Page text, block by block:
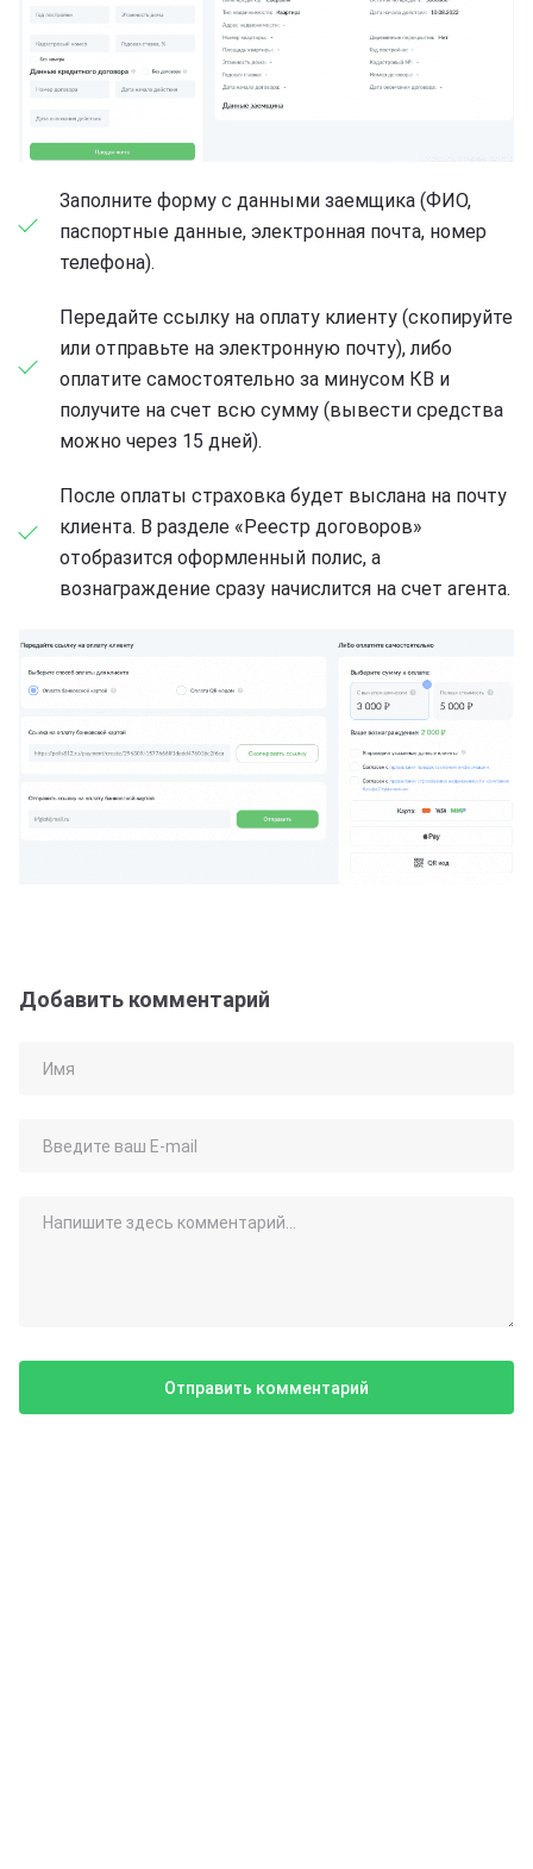
Заполните форму с данными заемщика (ФИО,
паспортные данные, электронная почта, номер
телефона).
Передайте ссылку на оплату клиенту (скопируйте
или отправьте на электронную почту), либо
оплатите самостоятельно за минусом КВ и
получите на счет всю сумму (вывести средства
можно через 15 дней).
После оплаты страховка будет выслана на почту
клиента. В разделе «Реестр договоров»
отобразится оформленный полис, а
вознаграждение сразу начислится на счет агента.
Добавить комментарий